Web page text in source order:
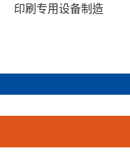
印刷专用设备制造